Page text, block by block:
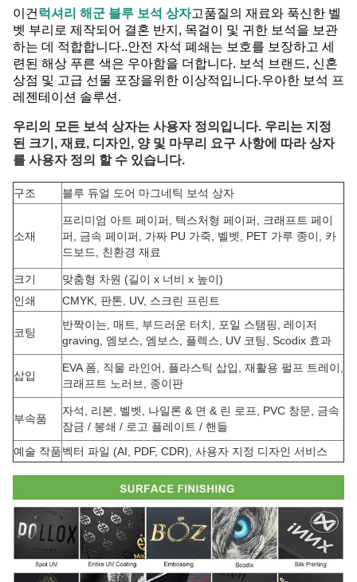
이건 럭셔리 해군 블루 보석 상자고품질의 재료와 푹신한 벨
벳 부리로 제작되어 결혼 반지, 목걸이 및 귀한 보석을 보관
하는 데 적합합니다..안전 자석 폐쇄는 보호를 보장하고 세
련된 해상 푸른 색은 우아함을 더합니다. 보석 브랜드, 신혼
상점 및 고급 선물 포장을위한 이상적입니다.우아한 보석 프
레젠테이션 솔루션.
우리의 모든 보석 상자는 사용자 정의입니다. 우리는 지정
된 크기, 재료, 디자인, 양 및 마무리 요구 사항에 따라 상자
를 사용자 정의 할 수 있습니다.
구조 블루 듀얼 도어 마그네틱 보석 상자
소재
프리미엄 아트 페이퍼, 텍스처형 페이퍼, 크래프트 페이
퍼, 금속 페이퍼, 가짜 PU 가죽, 벨벳, PET 가루 종이, 카
드보드, 친환경 재료
크기
맞춤형 차원 (길이 x 너비 x 높이)
인쇄
CMYK, 판톤, UV, 스크린 프린트
코팅
반짝이는, 매트, 부드러운 터치, 포일 스탬핑, 레이저
graving, 엠보스, 엠보스, 플렉스, UV 코팅, Scodix 효과
삽입
EVA 폼, 직물 라인어, 플라스틱 삽입, 재활용 펄프 트레이,
크래프트 노러브, 종이판
부속품
자석, 리본, 벨벳, 나일론 & 면 & 린 로프, PVC 창문, 금속
잠금 / 봉쇄 / 로고 플레이트 / 핸들
예술 작품벡터 파일 (AI, PDF, CDR), 사용자 지정 디자인 서비스